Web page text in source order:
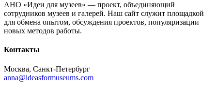
АНО «Идеи для музеев» — проект, объединяющий
сотрудников музеев и галерей. Наш сайт служит площадкой
для обмена опытом, обсуждения проектов, популяризации
новых методов работы.
Контакты
Москва, Санкт-Петербург
anna@ideasformuseums.com